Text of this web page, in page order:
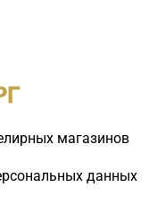
магазинов
данных